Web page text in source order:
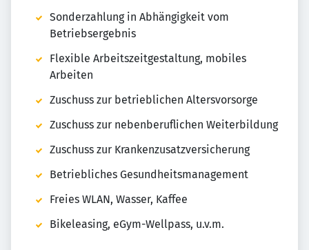
Sonderzahlung in Abhängigkeit vom
Betriebsergebnis
Flexible Arbeitszeitgestaltung, mobiles
Arbeiten
Zuschuss zur betrieblichen Altersvorsorge
Zuschuss zur nebenberuflichen Weiterbildung
Zuschuss zur Krankenzusatzversicherung
Betriebliches Gesundheitsmanagement
Freies WLAN, Wasser, Kaffee
Bikeleasing, eGym-Wellpass, u.v.m.